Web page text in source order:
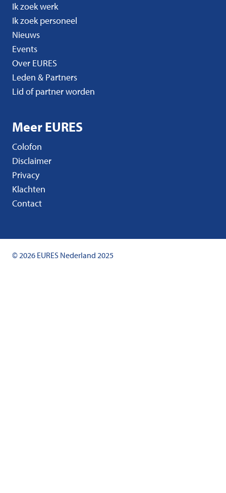
Ik zoek werk
Ik zoek personeel
Nieuws
Events
Over EURES
Leden & Partners
Lid of partner worden
Meer EURES
Colofon
Disclaimer
Privacy
Klachten
Contact
© 2026 EURES Nederland 2025